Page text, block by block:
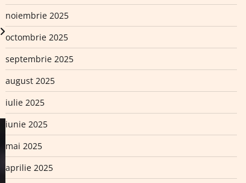
noiembrie 2025
octombrie 2025
septembrie 2025
august 2025
iulie 2025
iunie 2025
mai 2025
aprilie 2025